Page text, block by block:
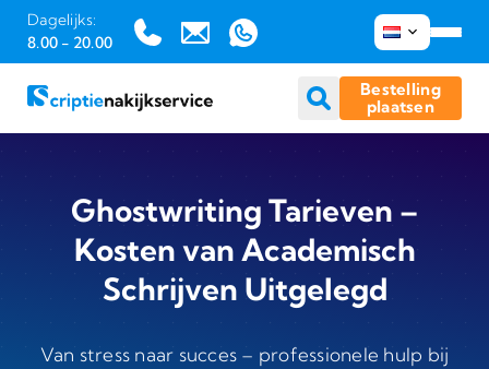
Ga
Dagelijks:
8.00 - 20.00
Bestelling
plaatsen
Ghostwriting Tarieven –
Kosten van Academisch
Schrijven Uitgelegd
Van stress naar succes – professionele hulp bij